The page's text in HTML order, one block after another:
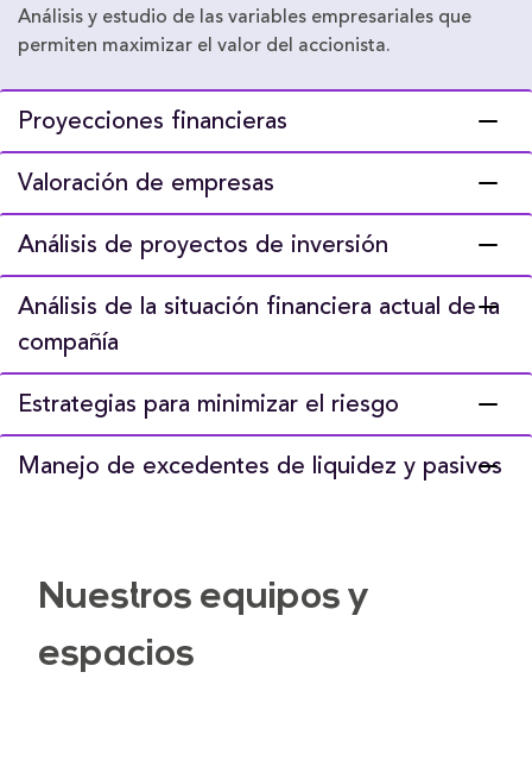
Análisis y estudio de las variables empresariales que
permiten maximizar el valor del accionista.
Proyecciones financieras
Valoración de empresas
Análisis de proyectos de inversión
Análisis de la situación financiera actual de la
compañía
Estrategias para minimizar el riesgo
Manejo de excedentes de liquidez y pasivos
Nuestros equipos y
espacios